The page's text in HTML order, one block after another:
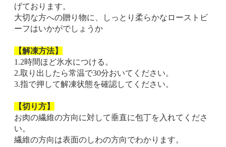
げております。
大切な方への贈り物に、しっとり柔らかなローストビ
ーフはいかがでしょうか
【解凍方法】
1.2時間ほど氷水につける。
2.取り出したら常温で30分おいてください。
3.指で押して解凍状態を確認してください。
【切り方】
お肉の繊維の方向に対して垂直に包丁を入れてくださ
い。
繊維の方向は表面のしわの方向でわかります。